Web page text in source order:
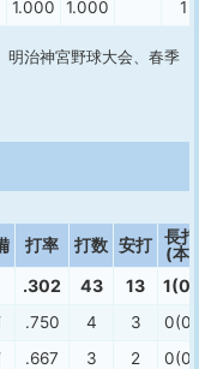
1.000 1.000 1
明治神宮野球大会、春季
打率 打数 安打
長打
(本)
.302 43 13 1(0)
.750 4 3 0(0)
.667 3 2 0(0)